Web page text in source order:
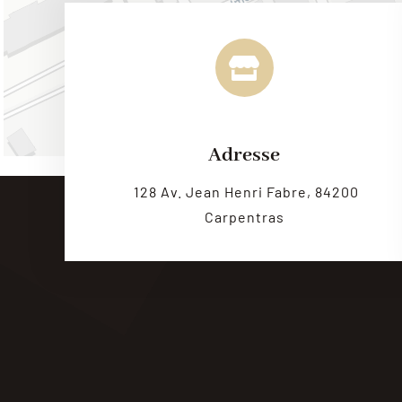
Adresse
128 Av. Jean Henri Fabre, 84200
Carpentras